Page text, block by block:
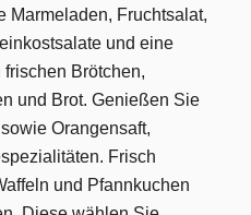
Marmeladen, Fruchtsalat,
und eine
Brötchen,
und Brot. Genießen Sie
Orangensaft,
Frisch
und Pfannkuchen